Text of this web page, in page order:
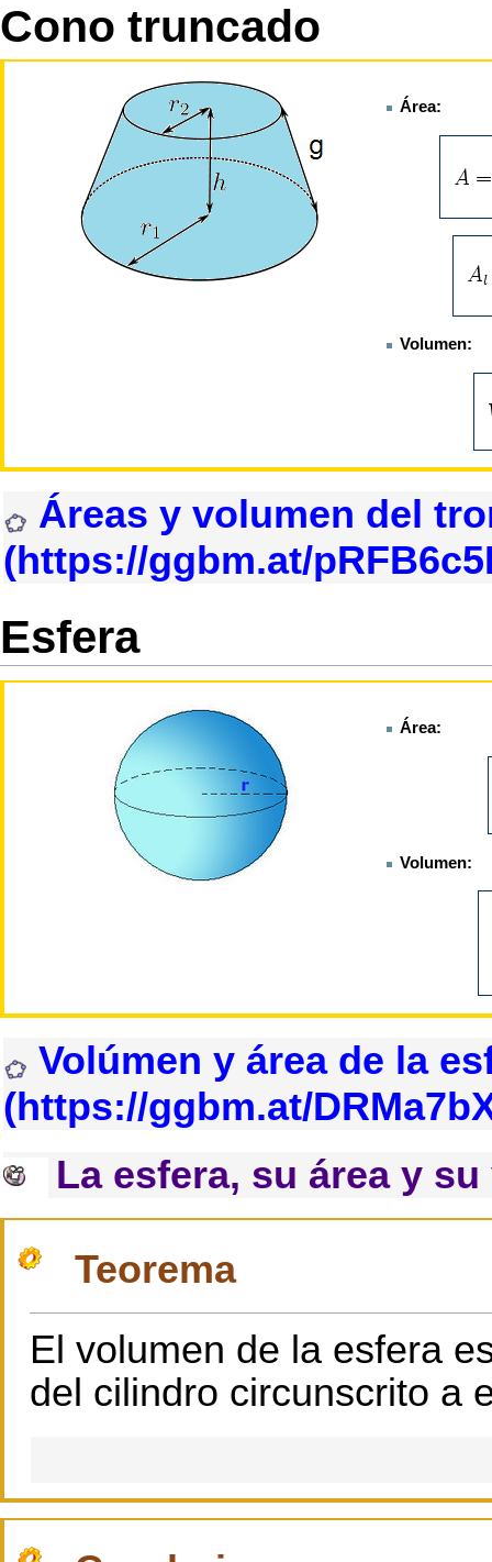
Cono truncado
Área:
Volumen:
Áreas y volumen del
Esfera
Área:
Volumen:
Volúmen y área de la
La esfera, su área y
Teorema
El volumen de la esfera
del cilindro circunscrito a